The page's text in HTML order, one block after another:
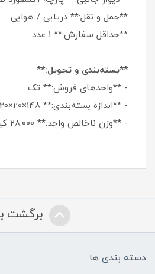
**حمل و نقل:** دریایی / هوایی
**حداقل سفارش:** 1 عدد
**بسته‌بندی و تحویل:**
- **واحدهای فروش:** تک
- **اندازه بسته‌بندی:** 148×20×20 سانتی‌متر
- **وزن ناخالص واحد:** 28.000 کیلوگرم
برگشت
دسته بندی ها